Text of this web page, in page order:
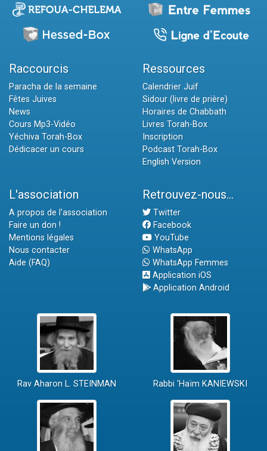
Raccourcis
Paracha de la semaine
Fêtes Juives
News
Cours Mp3-Vidéo
Yéchiva Torah-Box
Dédicacer un cours
Ressources
Calendrier Juif
Sidour (livre de prière)
Horaires de Chabbath
Livres Torah-Box
Inscription
Podcast Torah-Box
English Version
L'association
A propos de l'association
Faire un don !
Mentions légales
Nous contacter
Aide (FAQ)
Retrouvez-nous...
Twitter
Facebook
YouTube
WhatsApp
WhatsApp Femmes
Application iOS
Application Android
Rav Aharon L. STEINMAN Rabbi 'Haïm KANIEWSKI